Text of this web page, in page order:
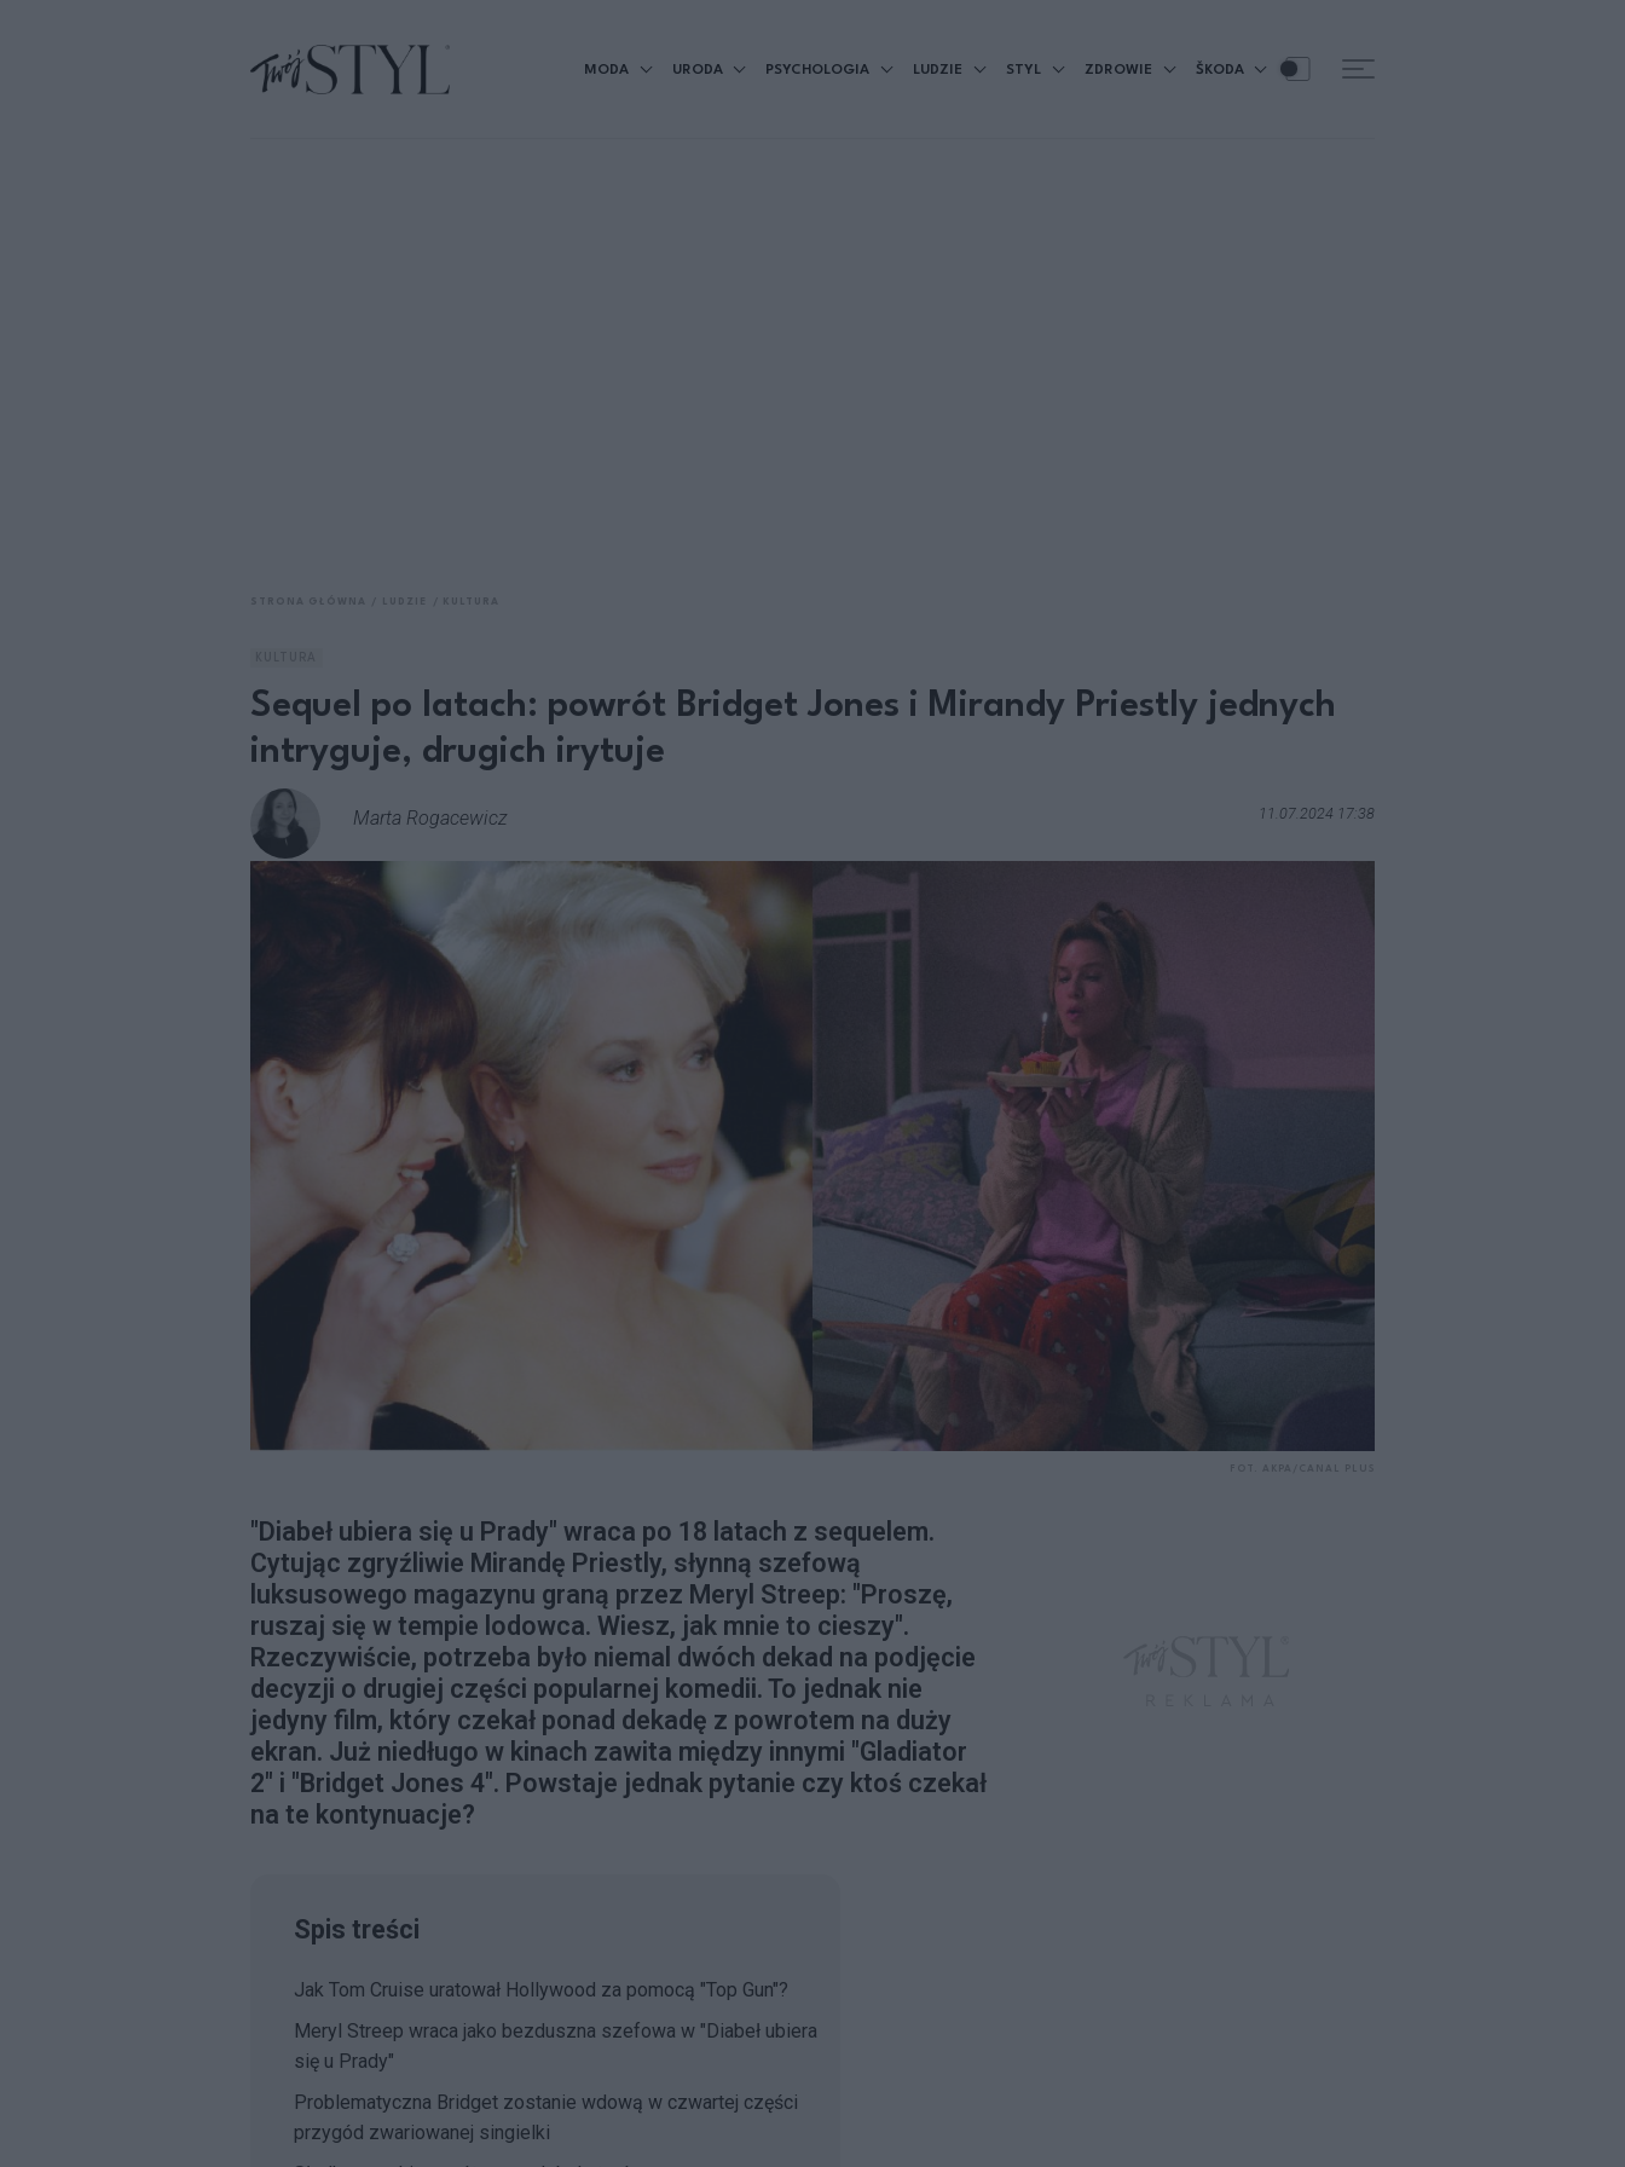
MODA URODA PSYCHOLOGIA LUDZIE STYL ZDROWIE ŠKODA
Sequel po latach: powrót Bridget Jones i Mirandy Priestly jednych
intryguje, drugich irytuje
Marta Rogacewicz 11.07.2024 17:38
"Diabeł ubiera się u Prady" wraca po 18 latach z sequelem.
Cytując zgryźliwie Mirandę Priestly, słynną szefową
luksusowego magazynu graną przez Meryl Streep: "Proszę,
ruszaj się w tempie lodowca. Wiesz, jak mnie to cieszy".
Rzeczywiście, potrzeba było niemal dwóch dekad na podjęcie
decyzji o drugiej części popularnej komedii. To jednak nie
jedyny film, który czekał ponad dekadę z powrotem na duży
ekran. Już niedługo w kinach zawita między innymi "Gladiator
2" i "Bridget Jones 4". Powstaje jednak pytanie czy ktoś czekał
na te kontynuacje?
Spis treści
Jak Tom Cruise uratował Hollywood za pomocą "Top Gun"?
Meryl Streep wraca jako bezduszna szefowa w "Diabeł ubiera
się u Prady"
Problematyczna Bridget zostanie wdową w czwartej części
przygód zwariowanej singielki